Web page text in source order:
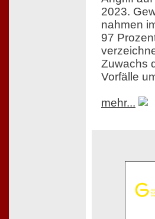
2023.
nahmen
97
Zuwachs
Vorfälle
mehr...